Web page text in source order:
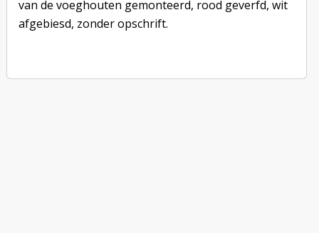
van de voeghouten gemonteerd, rood geverfd, wit
afgebiesd, zonder opschrift.